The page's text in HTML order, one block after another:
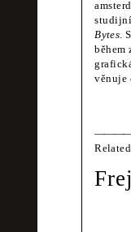
Bytes.
během
věnuje
Design
Shu-Hua